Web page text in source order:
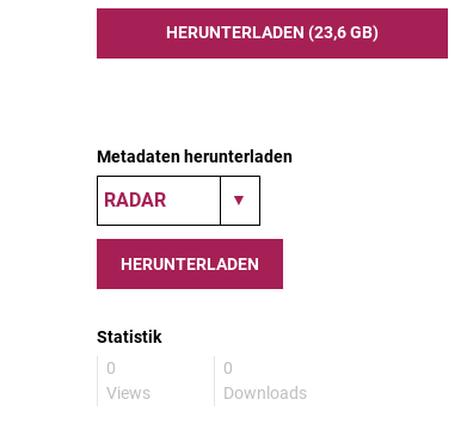
HERUNTERLADEN (23,6 GB)
Metadaten herunterladen
HERUNTERLADEN
Statistik
0
Views
0
Downloads